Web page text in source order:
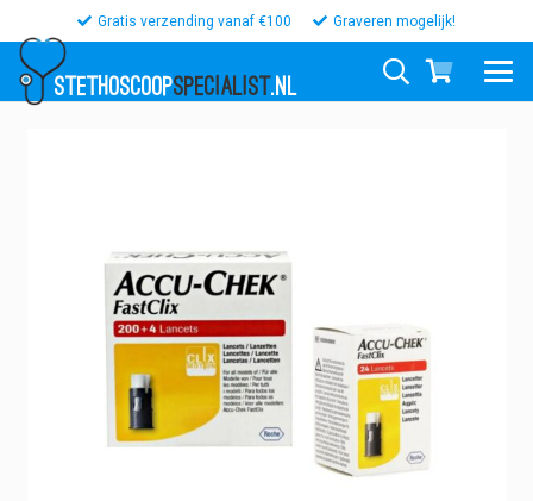
Gratis verzending vanaf €100 Graveren mogelijk!
STETHOSCOOPSPECIALIST.NL